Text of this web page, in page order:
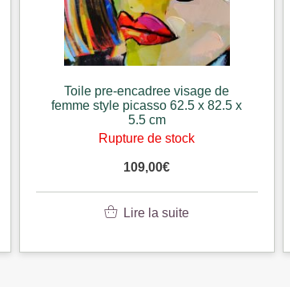
Toile pre-encadree visage de
femme style picasso 62.5 x 82.5 x
5.5 cm
Rupture de stock
109,00€
Lire la suite